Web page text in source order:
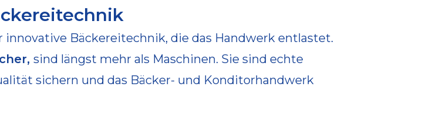
innovative Bäckereitechnik, die das Handwerk entlastet.
sind längst mehr als Maschinen. Sie sind echte
sichern und das Bäcker- und Konditorhandwerk